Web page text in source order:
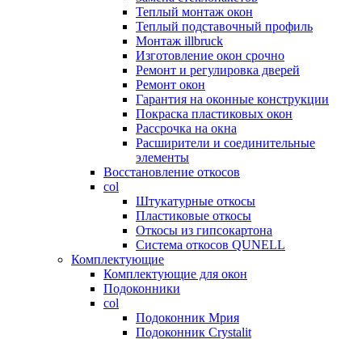
Теплый монтаж окон
Теплый подставочный профиль
Монтаж illbruck
Изготовление окон срочно
Ремонт и регулировка дверей
Ремонт окон
Гарантия на оконные конструкции
Покраска пластиковых окон
Рассрочка на окна
Расширители и соединительные
элементы
Восстановление откосов
col
Штукатурные откосы
Пластиковые откосы
Откосы из гипсокартона
Система откосов QUNELL
Комплектующие
Комплектующие для окон
Подоконники
col
Подоконник Мрия
Подоконник Crystalit